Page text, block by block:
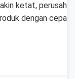
ketat,
dengan cepat,